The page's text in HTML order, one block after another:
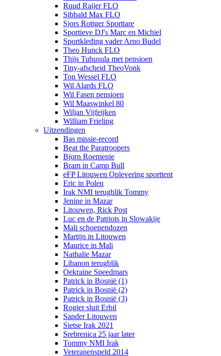
Ruud Raijer FLO
Sibbald Max FLO
Sjors Rottger Sporttare
Sportieve DJ's Marc en Michiel
Sportkleding vader Arno Budel
Theo Hunck FLO
Thijs Tuhusula met pensioen
Tiny-afscheid TheoVonk
Ton Wessel FLO
Wil Alards FLO
Wil Fasen pensioen
Wil Maaswinkel 80
Wiljan Vijfeijken
William Frieling
Uitzendingen
Bas missie-record
Beat the Paratroopers
Bjorn Roemenie
Bram in Camp Bull
eFP Litouwen Oplevering sporttent
Eric in Polen
Irak NMI terugblik Tommy
Jenine in Mazar
Litouwen, Rick Post
Luc en de Patriots in Slowakije
Mali schoenendozen
Martijn in Litouwen
Maurice in Mali
Nathalie Mazar
Libanon terugblik
Oekraine Speedmars
Patrick in Bosnië (1)
Patrick in Bosnië (2)
Patrick in Bosnië (3)
Rogier sluit Erbil
Sander Litouwen
Sietse Irak 2021
Srebrenica 25 jaar later
Tommy NMI Irak
Veteranenspeld 2014